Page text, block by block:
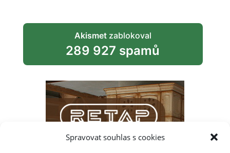
Spravovat souhlas s cookies
Akismetzablokoval
289 927 spamů